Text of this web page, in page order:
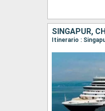
SINGAPUR,
Itinerario :